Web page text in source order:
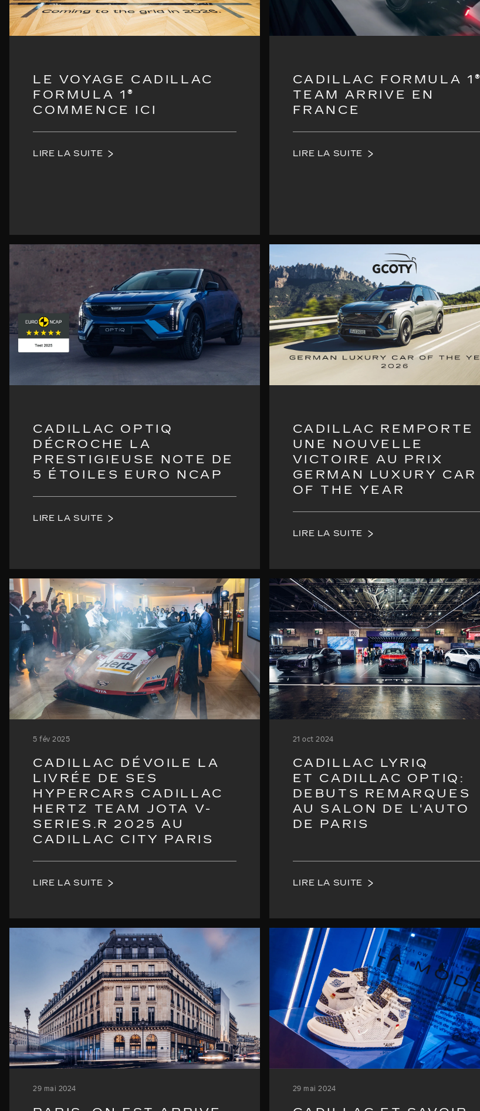
LE VOYAGE CADILLAC
FORMULA 1®
COMMENCE ICI
LIRE LA SUITE
CADILLAC FORMULA 1®
TEAM ARRIVE EN
FRANCE
LIRE LA SUITE
CADILLAC OPTIQ
DÉCROCHE LA
PRESTIGIEUSE NOTE DE
5 ÉTOILES EURO NCAP
LIRE LA SUITE
CADILLAC REMPORTE
UNE NOUVELLE
VICTOIRE AU PRIX
GERMAN LUXURY CAR
OF THE YEAR
LIRE LA SUITE
5 fév 2025
CADILLAC DÉVOILE LA
LIVRÉE DE SES
HYPERCARS CADILLAC
HERTZ TEAM JOTA V-
SERIES.R 2025 AU
CADILLAC CITY PARIS
LIRE LA SUITE
21 oct 2024
CADILLAC LYRIQ
ET CADILLAC OPTIQ:
DEBUTS REMARQUES
AU SALON DE L'AUTO
DE PARIS
LIRE LA SUITE
29 mai 2024 29 mai 2024